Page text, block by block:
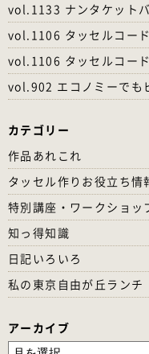
vol.1133 ナンタケット
vol.1106 タッセルコー
vol.1106 タッセルコー
vol.902 エコノミーでも
カテゴリー
作品あれこれ
タッセル作りお役立ち情
特別講座・ワークショッ
知っ得知識
日記いろいろ
私の東京自由が丘ランチ
アーカイブ